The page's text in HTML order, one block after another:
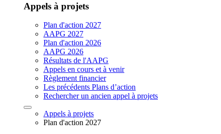
Appels à projets
Plan d'action 2027
AAPG 2027
Plan d'action 2026
AAPG 2026
Résultats de l'AAPG
Appels en cours et à venir
Règlement financier
Les précédents Plans d’action
Rechercher un ancien appel à projets
Appels à projets
Plan d'action 2027